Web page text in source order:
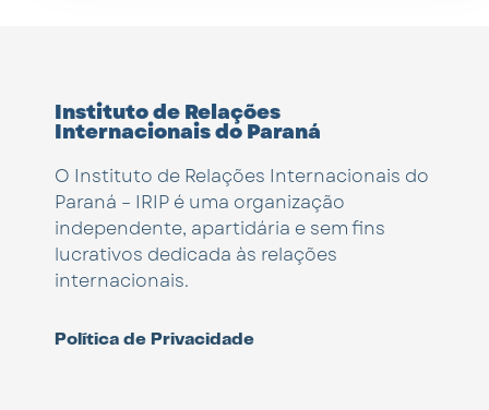
Instituto de Relações
Internacionais do Paraná
O Instituto de Relações Internacionais do
Paraná – IRIP é uma organização
independente, apartidária e sem fins
lucrativos dedicada às relações
internacionais.
Política de Privacidade